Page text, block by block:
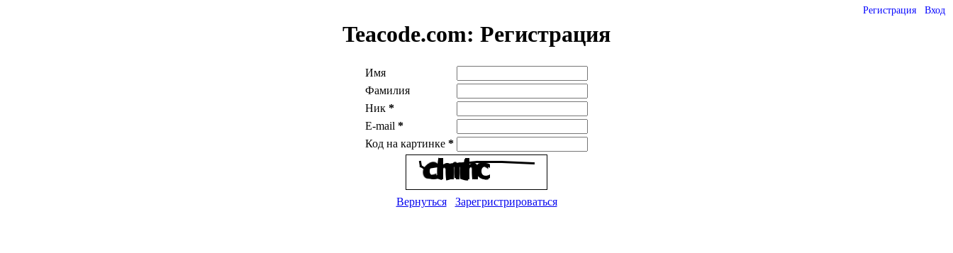
Регистрация Вход
Teacode.com: Регистрация
Имя
Фамилия
Ник *
E-mail *
Код на картинке *
Вернуться Зарегристрироваться